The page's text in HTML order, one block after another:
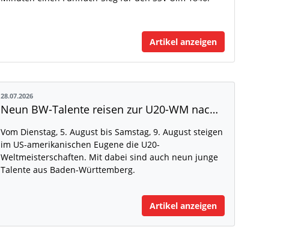
Artikel anzeigen
28.07.2026
Neun BW-Talente reisen zur U20-WM nach Eugene
Vom Dienstag, 5. August bis Samstag, 9. August steigen
im US-amerikanischen Eugene die U20-
Weltmeisterschaften. Mit dabei sind auch neun junge
Talente aus Baden-Württemberg.
Artikel anzeigen